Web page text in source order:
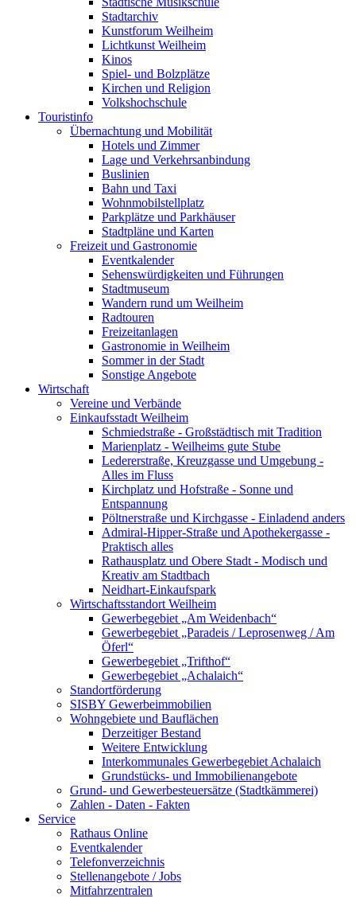
Stadtarchiv
Kunstforum Weilheim
Lichtkunst Weilheim
Kinos
Spiel- und Bolzplätze
Kirchen und Religion
Volkshochschule
Touristinfo
Übernachtung und Mobilität
Hotels und Zimmer
Lage und Verkehrsanbindung
Buslinien
Bahn und Taxi
Wohnmobilstellplatz
Parkplätze und Parkhäuser
Stadtpläne und Karten
Freizeit und Gastronomie
Eventkalender
Sehenswürdigkeiten und Führungen
Stadtmuseum
Wandern rund um Weilheim
Radtouren
Freizeitanlagen
Gastronomie in Weilheim
Sommer in der Stadt
Sonstige Angebote
Wirtschaft
Vereine und Verbände
Einkaufsstadt Weilheim
Schmiedstraße - Großstädtisch mit Tradition
Marienplatz - Weilheims gute Stube
Ledererstraße, Kreuzgasse und Umgebung -
Alles im Fluss
Kirchplatz und Hofstraße - Sonne und
Entspannung
Pöltnerstraße und Kirchgasse - Einladend anders
Admiral-Hipper-Straße und Apothekergasse -
Praktisch alles
Rathausplatz und Obere Stadt - Modisch und
Kreativ am Stadtbach
Neidhart-Einkaufspark
Wirtschaftsstandort Weilheim
Gewerbegebiet „Am Weidenbach“
Gewerbegebiet „Paradeis / Leprosenweg / Am
Öferl“
Gewerbegebiet „Trifthof“
Gewerbegebiet „Achalaich“
Standortförderung
SISBY Gewerbeimmobilien
Wohngebiete und Bauflächen
Derzeitiger Bestand
Weitere Entwicklung
Interkommunales Gewerbegebiet Achalaich
Grundstücks- und Immobilienangebote
Grund- und Gewerbesteuersätze (Stadtkämmerei)
Zahlen - Daten - Fakten
Service
Rathaus Online
Eventkalender
Telefonverzeichnis
Stellenangebote / Jobs
Mitfahrzentralen